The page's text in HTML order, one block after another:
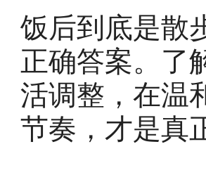
饭后到底是散
正确答案。了
活调整，在温
节奏，才是真